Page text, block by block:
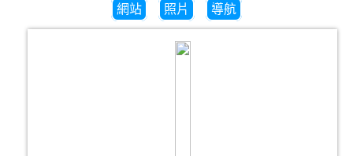
網站 照片 導航